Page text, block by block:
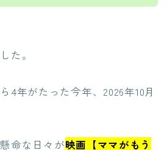
た。
4年がたった今年、2026年10月
命な日々が映画【ママがもう